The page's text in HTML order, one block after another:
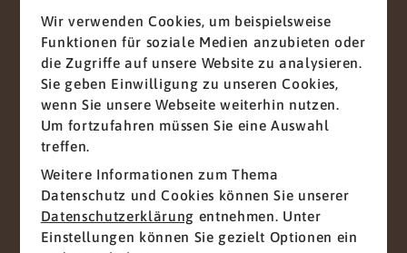
Telefon
Nachricht
Wir verwenden Cookies, um beispielsweise
Funktionen für soziale Medien anzubieten oder
die Zugriffe auf unsere Website zu analysieren.
Sie geben Einwilligung zu unseren Cookies,
wenn Sie unsere Webseite weiterhin nutzen.
Um fortzufahren müssen Sie eine Auswahl
treffen.
Weitere Informationen zum Thema
Datenschutz und Cookies können Sie unserer
Datenschutzerklärung entnehmen. Unter
Einstellungen können Sie gezielt Optionen ein